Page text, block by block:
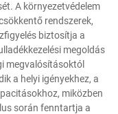
A környezetvédelem
rendszerek,
biztosítja a
megoldás
megvalósításoktól
a helyi igényekhez, a
miközben
során fenntartja a